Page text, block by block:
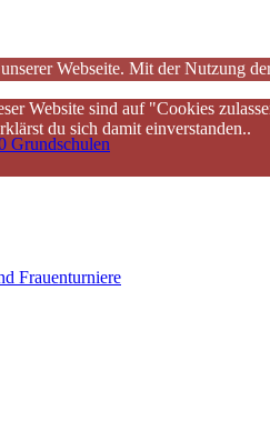
Grundschulen
Frauenturniere
Webseite. Mit der Nutzung
Website sind auf "Cookies
du sich damit einverstanden..